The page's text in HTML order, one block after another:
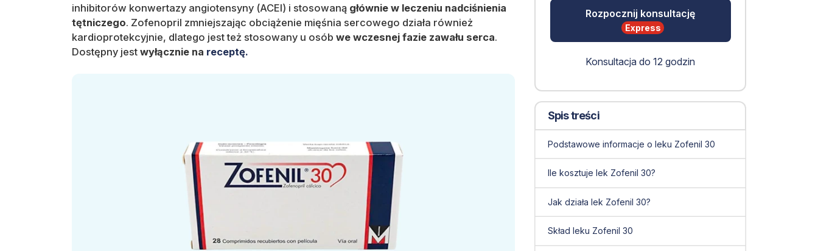
inhibitorów konwertazy angiotensyny (ACEI) i stosowaną głównie w leczeniu nadciśnienia
tętniczego. Zofenopril zmniejszając obciążenie mięśnia sercowego działa również
kardioprotekcyjnie, dlatego jest też stosowany u osób we wczesnej fazie zawału serca.
Dostępny jest wyłącznie na receptę.
Express
Konsultacja do 12 godzin
Spis treści
Podstawowe informacje o leku Zofenil 30
Ile kosztuje lek Zofenil 30?
Jak działa lek Zofenil 30?
Skład leku Zofenil 30